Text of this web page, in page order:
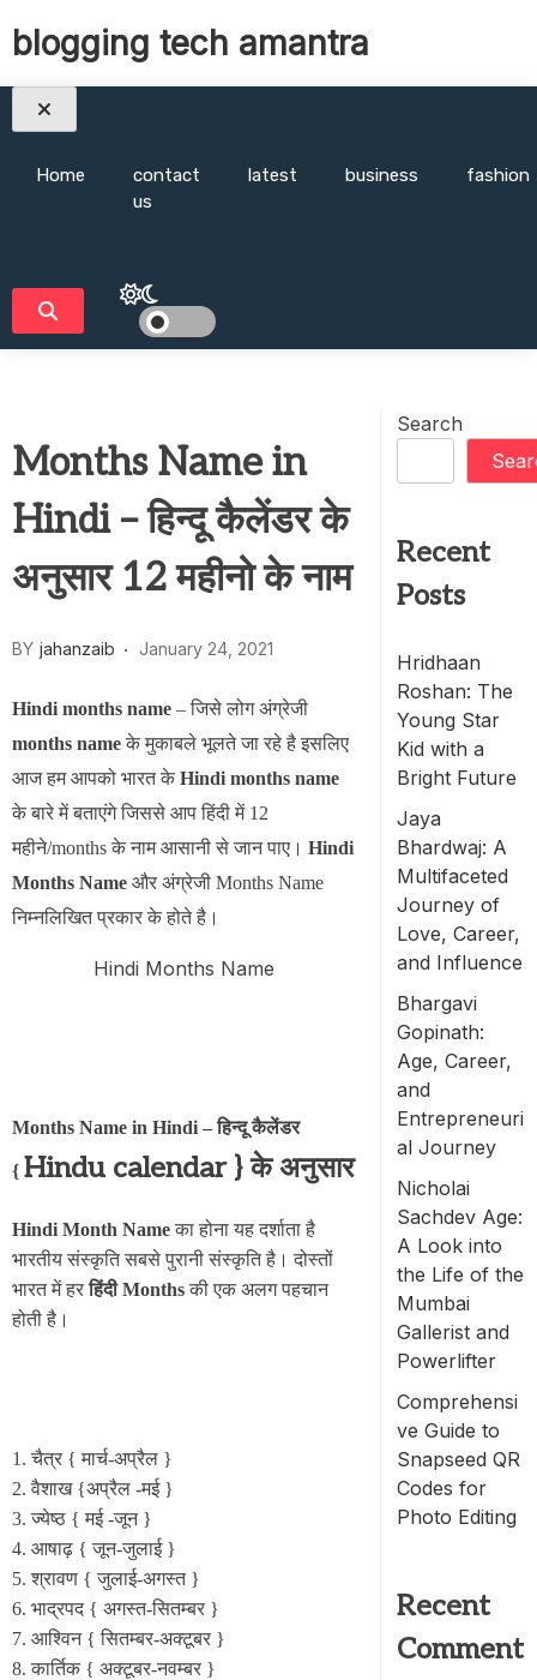
blogging tech amantra
Home
contact
us
latest business fashion
Months Name in
Hindi – हिन्दू कैलेंडर के
अनुसार 12 महीनो के नाम
BY jahanzaib January 24, 2021
Hindi months name – जिसे लोग अंग्रेजी
months nameके मुकाबले भूलते जा रहे है इसलिए
आज हम आपको भारत के Hindi months name
के बारे में बताएंगे जिससे आप हिंदी में 12
महीने/months के नाम आसानी से जान पाए। Hindi
Months Name और अंग्रेजी Months Name
निम्नलिखित प्रकार के होते है।
Hindi Months Name
Months Name in Hindi – हिन्दू कैलेंडर
{ Hindu calendar } के अनुसार
Hindi Month Nameका होना यह दर्शाता है
भारतीय संस्कृति सबसे पुरानी संस्कृति है। दोस्तों
भारत में हरहिंदी Monthsकी एक अलग पहचान
होती है।
1. चैत्र { मार्च-अप्रैल }
2. वैशाख {अप्रैल -मई }
3. ज्येष्ठ { मई -जून }
4. आषाढ़ { जून-जुलाई }
5. श्रावण { जुलाई-अगस्त }
6. भाद्रपद { अगस्त-सितम्बर }
7. आश्विन { सितम्बर-अक्टूबर }
8. कार्तिक { अक्टूबर-नवम्बर }
Search
Recent
Posts
Hridhaan
Roshan: The
Young Star
Kid with a
Bright Future
Jaya
Bhardwaj: A
Multifaceted
Journey of
Love, Career,
and Influence
Bhargavi
Gopinath:
Age, Career,
and
Entrepreneuri
al Journey
Nicholai
Sachdev Age:
A Look into
the Life of the
Mumbai
Gallerist and
Powerlifter
Comprehensi
ve Guide to
Snapseed QR
Codes for
Photo Editing
Recent
Comment